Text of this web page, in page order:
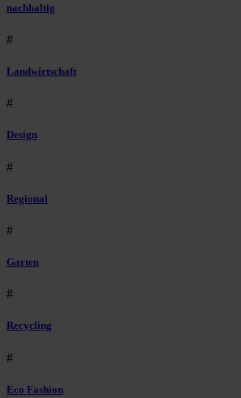
nachhaltig
#
Landwirtschaft
#
Design
#
Regional
#
Garten
#
Recycling
#
Eco Fashion